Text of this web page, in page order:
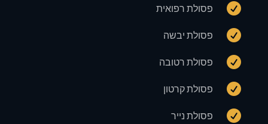
 פסולת רפואית
 פסולת יבשה
 פסולת רטובה
 פסולת קרטון
 פסולת נייר